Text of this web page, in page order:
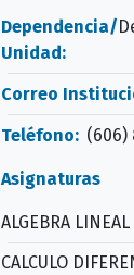
Dependencia/
Unidad:
Correo
Teléfono: (606)
Asignaturas
ALGEBRA LINEAL
CALCULO